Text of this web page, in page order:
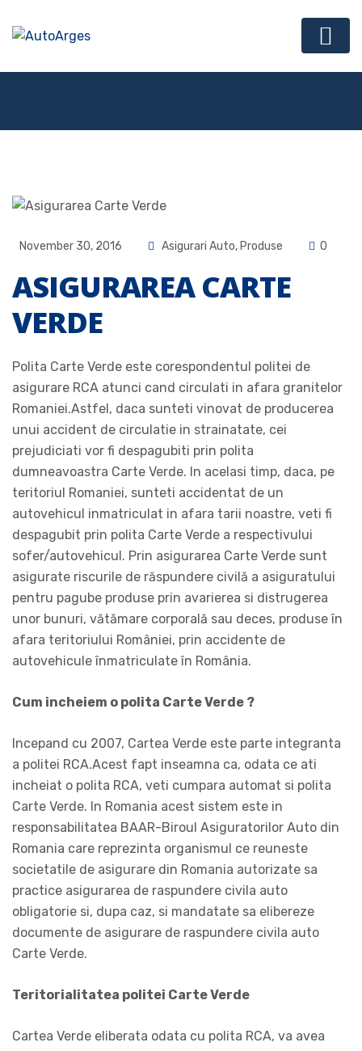
November 30, 2016 Asigurari Auto, Produse 0
ASIGURAREA CARTE
VERDE
Polita Carte Verde este corespondentul politei de
asigurare RCA atunci cand circulati in afara granitelor
Romaniei.Astfel, daca sunteti vinovat de producerea
unui accident de circulatie in strainatate, cei
prejudiciati vor fi despagubiti prin polita
dumneavoastra Carte Verde. In acelasi timp, daca, pe
teritoriul Romaniei, sunteti accidentat de un
autovehicul inmatriculat in afara tarii noastre, veti fi
despagubit prin polita Carte Verde a respectivului
sofer/autovehicul. Prin asigurarea Carte Verde sunt
asigurate riscurile de răspundere civilă a asiguratului
pentru pagube produse prin avarierea si distrugerea
unor bunuri, vătămare corporală sau deces, produse în
afara teritoriului României, prin accidente de
autovehicule înmatriculate în România.
Cum incheiem o polita Carte Verde ?
Incepand cu 2007, Cartea Verde este parte integranta
a politei RCA.Acest fapt inseamna ca, odata ce ati
incheiat o polita RCA, veti cumpara automat si polita
Carte Verde. In Romania acest sistem este in
responsabilitatea BAAR-Biroul Asiguratorilor Auto din
Romania care reprezinta organismul ce reuneste
societatile de asigurare din Romania autorizate sa
practice asigurarea de raspundere civila auto
obligatorie si, dupa caz, si mandatate sa elibereze
documente de asigurare de raspundere civila auto
Carte Verde.
Teritorialitatea politei Carte Verde
Cartea Verde eliberata odata cu polita RCA, va avea